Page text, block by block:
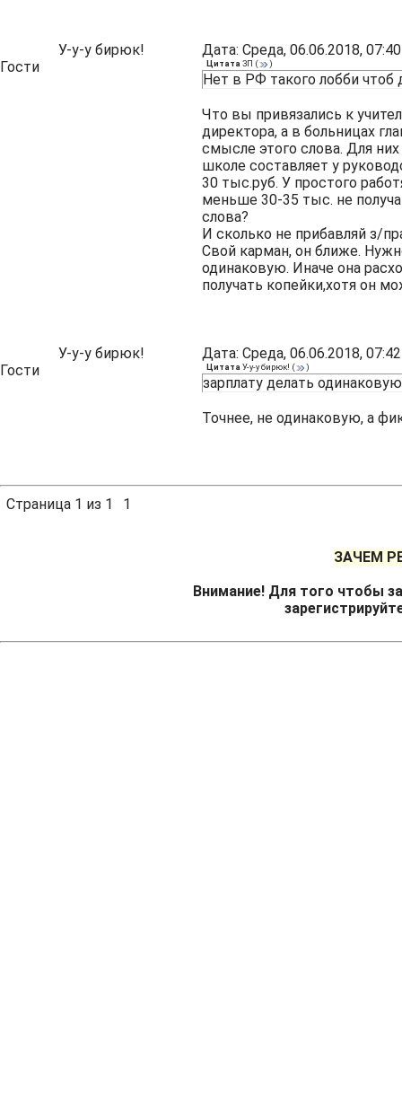
У-у-у бирюк!
Дата: Среда, 06.06.2018,
Гости
Цитата ЗП ( )
Нет в РФ такого лобби чтоб
Что вы привязались к
директора, а в больницах
смысле этого слова. Для
школе составляет у
30 тыс.руб. У простого
меньше 30-35 тыс. не
слова?
И сколько не прибавляй з/
Свой карман, он ближе.
одинаковую. Иначе она
получать копейки,хотя он
У-у-у бирюк!
Дата: Среда, 06.06.2018,
Гости
Цитата У-у-у бирюк! ( )
зарплату делать одинаковую
Точнее, не одинаковую, а
Страница 1 из 1 1
ЗАЧЕМ
Внимание! Для того чтобы